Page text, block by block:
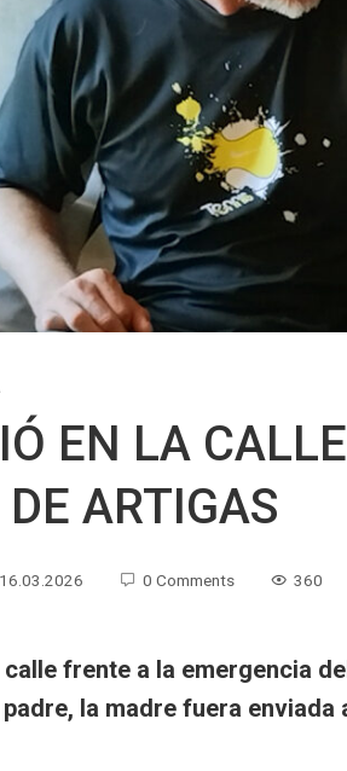
EN LA
ARTIGAS
16.03.2026 0 Comments 360
calle frente a la emergencia
la madre fuera enviada